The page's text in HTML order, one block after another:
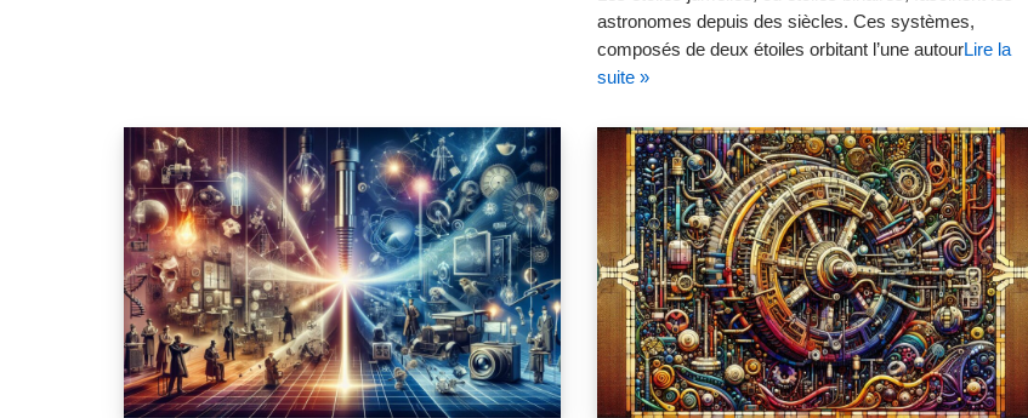
astronomes depuis des siècles. Ces systèmes,
composés de deux étoiles orbitant l’une autourLire la
suite »